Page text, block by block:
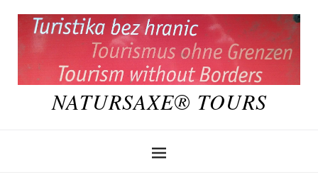
NATURSAXE® TOURS